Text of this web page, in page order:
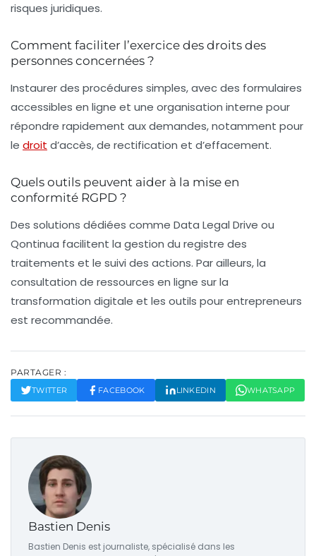
risques juridiques.
Comment faciliter l’exercice des droits des
personnes concernées ?
Instaurer des procédures simples, avec des formulaires
accessibles en ligne et une organisation interne pour
répondre rapidement aux demandes, notamment pour
le droit d’accès, de rectification et d’effacement.
Quels outils peuvent aider à la mise en
conformité RGPD ?
Des solutions dédiées comme Data Legal Drive ou
Qontinua facilitent la gestion du registre des
traitements et le suivi des actions. Par ailleurs, la
consultation de ressources en ligne sur la
transformation digitale et les outils pour entrepreneurs
est recommandée.
PARTAGER :
TWITTER FACEBOOK LINKEDIN WHATSAPP
Bastien Denis
Bastien Denis est journaliste, spécialisé dans les